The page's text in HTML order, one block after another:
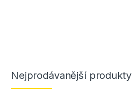
Nejprodávanější produkty